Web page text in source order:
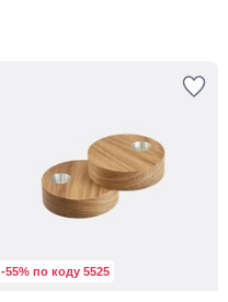
-55% по коду 5525